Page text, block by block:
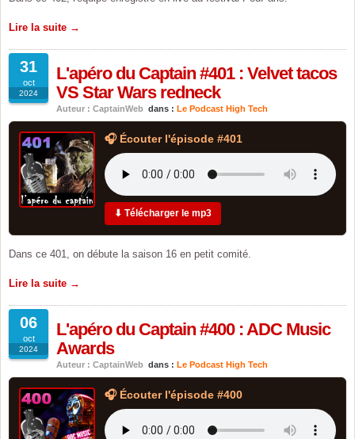
Lire la suite →
31
oct
2024
L'apéro du Captain #401 : Velvet tacos
VS Star Wars redneck
Auteur : CaptainWeb dans : Le Podcast High Tech
🎧 Écouter l'épisode #401
⬇ Télécharger le mp3
Dans ce 401, on débute la saison 16 en petit comité.
Lire la suite →
06
oct
2024
L'apéro du Captain #400 : ADC Music
Awards
Auteur : CaptainWeb dans : Le Podcast High Tech
🎧 Écouter l'épisode #400